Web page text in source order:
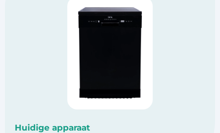
Huidige apparaat